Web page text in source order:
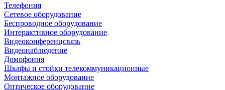
Телефония
Сетевое оборудование
Беспроводное оборудование
Интерактивное оборудование
Видеоконференцсвязь
Видеонаблюдение
Домофония
Шкафы и стойки телекоммуникационные
Монтажное оборудование
Оптическое оборудование